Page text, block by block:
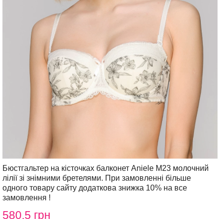
Бюстгальтер на кісточках балконет Aniele М23 молочний
лілії зі знімними бретелями. При замовленні більше
одного товару сайту додаткова знижка 10% на все
замовлення !
580.5 грн